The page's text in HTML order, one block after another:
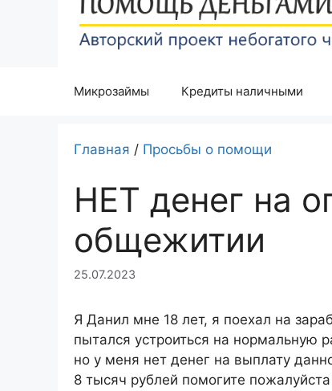
Микрозаймы Кредиты наличными
Главная / Просьбы о помощи
НЕТ денег на
общежитии
25.07.2023
Я Данил мне 18 лет, я поехал на
пытался устроиться на нормальную
но у меня нет денег на выплату
8 тысяч рублей помогите